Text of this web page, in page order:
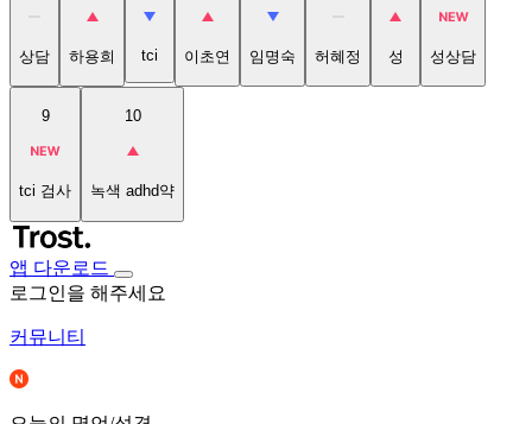
상담 하용희 tci 이초연 임명숙 허혜정 성 성상담
9
tci 검사
10
녹색 adhd약
앱 다운로드
로그인을 해주세요
커뮤니티